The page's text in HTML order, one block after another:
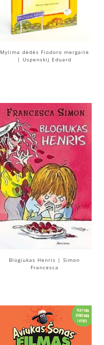
Mylima dėdės Fiodoro mergaitė
| Uspenskij Eduard
Blogiukas Henris | Simon
Francesca